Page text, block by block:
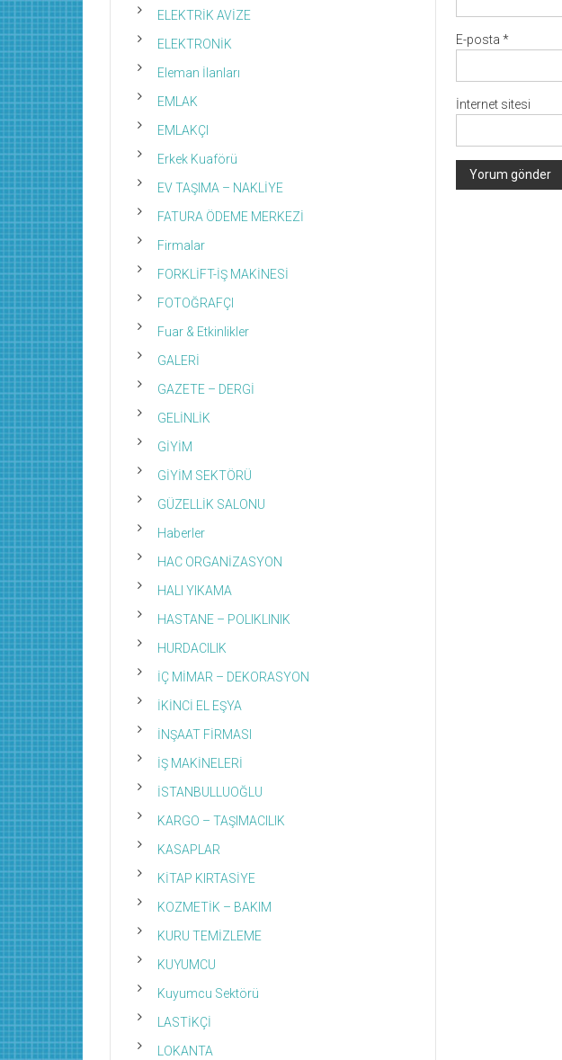
E-posta *
İnternet sitesi
ELEKTRİK AVİZE
ELEKTRONİK
Eleman İlanları
EMLAK
EMLAKÇI
Erkek Kuaförü
EV TAŞIMA – NAKLİYE
FATURA ÖDEME MERKEZİ
Firmalar
FORKLİFT-İŞ MAKİNESİ
FOTOĞRAFÇI
Fuar & Etkinlikler
GALERİ
GAZETE – DERGİ
GELİNLİK
GİYİM
GİYİM SEKTÖRÜ
GÜZELLİK SALONU
Haberler
HAC ORGANİZASYON
HALI YIKAMA
HASTANE – POLIKLINIK
HURDACILIK
İÇ MİMAR – DEKORASYON
İKİNCİ EL EŞYA
İNŞAAT FİRMASI
İŞ MAKİNELERİ
İSTANBULLUOĞLU
KARGO – TAŞIMACILIK
KASAPLAR
KİTAP KIRTASİYE
KOZMETİK – BAKIM
KURU TEMİZLEME
KUYUMCU
Kuyumcu Sektörü
LASTİKÇİ
LOKANTA